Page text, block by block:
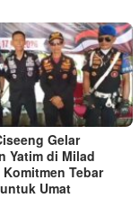
Gelar
Yatim di Milad
Komitmen Tebar
Umat